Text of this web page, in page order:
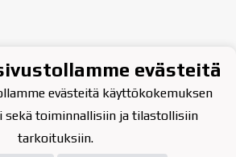
evästeitä
evästeitä käyttökokemuksen
sekä toiminnallisiin ja tilastollisiin
tarkoituksiin.